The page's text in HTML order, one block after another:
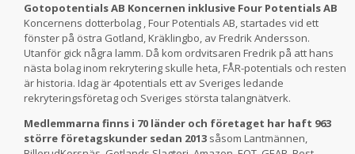
Gotopotentials AB Koncernen inklusive Four Potentials AB
Koncernens dotterbolag , Four Potentials AB, startades vid ett
fönster på östra Gotland, Kräklingbo, av Fredrik Andersson.
Utanför gick några lamm. Då kom ordvitsaren Fredrik på att hans
nästa bolag inom rekrytering skulle heta, FÅR-potentials och resten
är historia. Idag är 4potentials ett av Sveriges ledande
rekryteringsföretag och Sveriges största talangnätverk.
Medlemmarna finns i 70 länder och företaget har haft 963
större företagskunder sedan 2013 såsom Lantmännen,